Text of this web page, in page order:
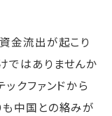
金流出が起こり
ではありませんか
ックファンドから
も中国との絡みが